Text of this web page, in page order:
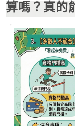
算嗎？真的